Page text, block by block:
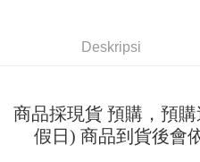
Perkhidmatan ini disediakan oleh
akan mengarahkan anda secara
Later selepas pesanan dibuat.
mudah alih anda, memilih
pengesahan AFTEE akan muncul.
2. Anda boleh meneruskan
3. Tiada bayaran diperlukan
Pilihan Penghantaran
Deskripsi
商品採現貨 預購，預
假日) 商品到貨後會